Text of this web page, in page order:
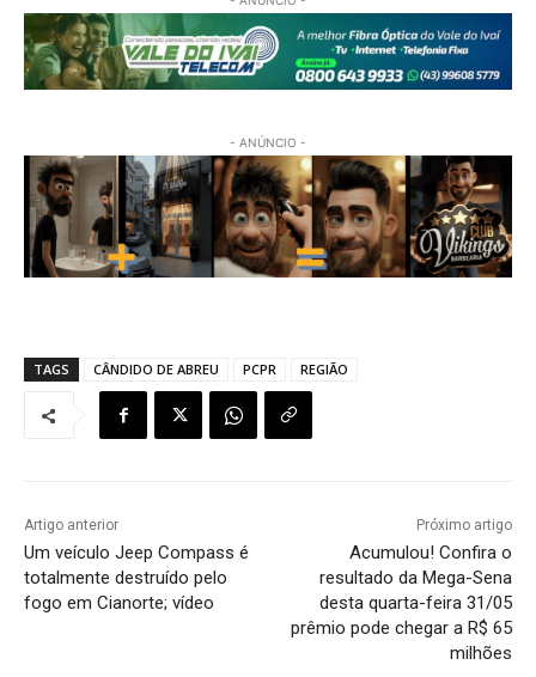
- ANÚNCIO -
TAGS CÂNDIDO DE ABREU PCPR REGIÃO
Artigo anterior
Um veículo Jeep Compass é
totalmente destruído pelo
fogo em Cianorte; vídeo
Próximo artigo
Acumulou! Confira o
resultado da Mega-Sena
desta quarta-feira 31/05
prêmio pode chegar a R$ 65
milhões